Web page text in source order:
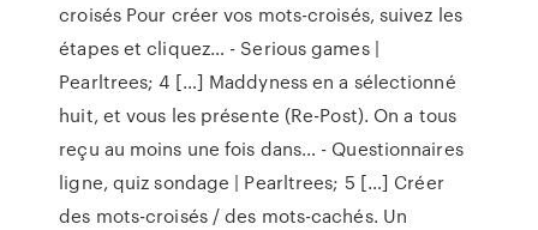
croisés Pour créer vos mots-croisés, suivez les
étapes et cliquez… - Serious games |
Pearltrees; 4 […] Maddyness en a sélectionné
huit, et vous les présente (Re-Post). On a tous
reçu au moins une fois dans… - Questionnaires
ligne, quiz sondage | Pearltrees; 5 […] Créer
des mots-croisés / des mots-cachés. Un